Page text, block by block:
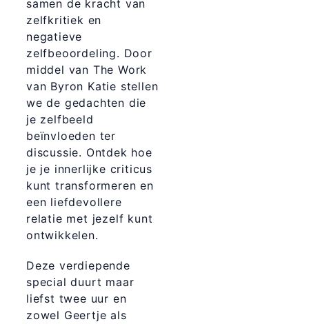
samen de kracht van
zelfkritiek en
negatieve
zelfbeoordeling. Door
middel van The Work
van Byron Katie stellen
we de gedachten die
je zelfbeeld
beïnvloeden ter
discussie. Ontdek hoe
je je innerlijke criticus
kunt transformeren en
een liefdevollere
relatie met jezelf kunt
ontwikkelen.
Deze verdiepende
special duurt maar
liefst twee uur en
zowel Geertje als